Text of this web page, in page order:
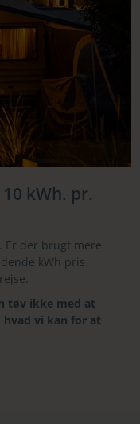
kWh. pr.
Er der brugt mere
kWh pris.
tøv ikke med at
hvad vi kan for at